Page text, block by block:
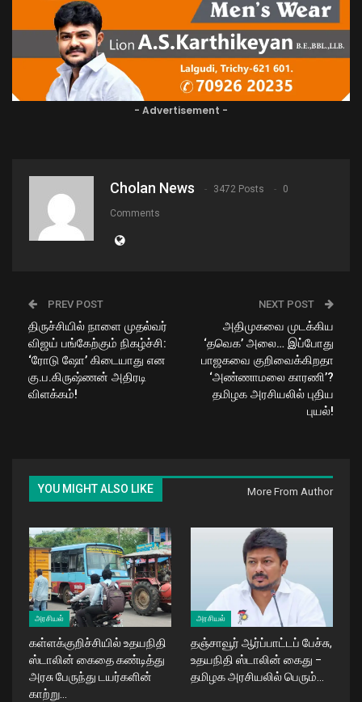
- Advertisement -
Cholan News 3472 Posts 0
Comments
PREV POST
திருச்சியில் நாளை முதல்வர்
விஜய் பங்கேற்கும் நிகழ்ச்சி:
‘ரோடு ஷோ’ கிடையாது என
கு.ப.கிருஷ்ணன் அதிரடி
விளக்கம்!
NEXT POST
அதிமுகவை முடக்கிய
‘தவெக’ அலை… இப்போது
பாஜகவை குறிவைக்கிறதா
‘அண்ணாமலை காரணி’?
தமிழக அரசியலில் புதிய
புயல்!
YOU MIGHT ALSO LIKE More From Author
அரசியல்
கள்ளக்குறிச்சியில் உதயநிதி
ஸ்டாலின் கைதை கண்டித்து
அரசு பேருந்து டயர்களின்
காற்று…
அரசியல்
தஞ்சாவூர் ஆர்ப்பாட்டப் பேச்சு,
உதயநிதி ஸ்டாலின் கைது –
தமிழக அரசியலில் பெரும்…